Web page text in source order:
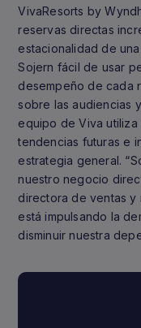
VivaResorts by
reservas directas
estacionalidad de
Sojern fácil de usar
desempeño de cada
sobre las audiencias
equipo de Viva
tendencias futuras e
estrategia general.
nuestro negocio
directora de ventas y
está impulsando la
disminuir nuestra